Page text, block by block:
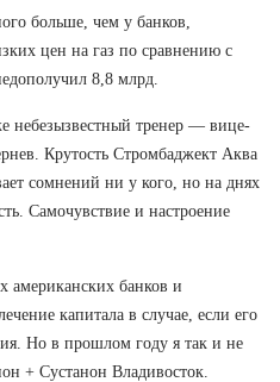
больше, чем у банков,
цен на газ по сравнению с
8,8 млрд.
небезызвестный тренер — вице-
Крутость Стромбаджект Аква
сомнений ни у кого, но на днях
Самочувствие и настроение
американских банков и
капитала в случае, если его
Но в прошлом году я так и не
+ Сустанон Владивосток.